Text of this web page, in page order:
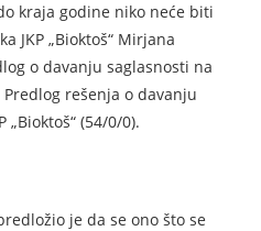
kraja godine niko neće biti
JKP „Bioktoš“ Mirjana
o davanju saglasnosti na
rešenja o davanju
„Bioktoš“ (54/0/0).
je da se ono što se